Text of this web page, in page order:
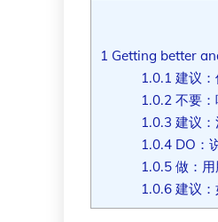
1 Getting better
1.0.1 建议
1.0.2 不要
1.0.3 建议
1.0.4DO：
1.0.5做：用
1.0.6建议：